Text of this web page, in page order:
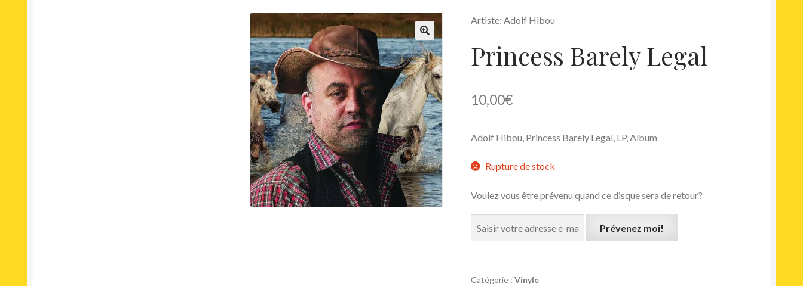
🔍
Artiste: Adolf Hibou
Princess Barely Legal
10,00€
Adolf Hibou, Princess Barely Legal, LP, Album
Rupture de stock
Voulez vous être prévenu quand ce disque sera de retour?
Prévenez moi!
Catégorie : Vinyle